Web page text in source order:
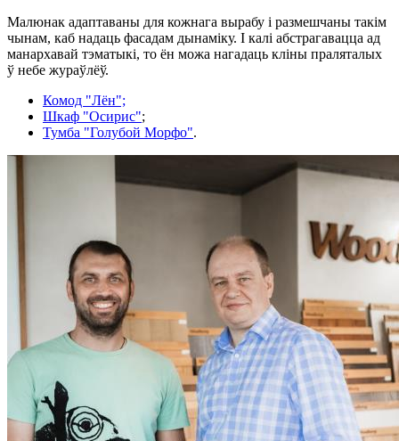
Малюнак адаптаваны для кожнага вырабу і размешчаны такім
чынам, каб надаць фасадам дынаміку. І калі абстрагавацца ад
манархавай тэматыкі, то ён можа нагадаць кліны праляталых
ў небе жураўлёў.
Комод "Лён";
Шкаф "Осирис";
Тумба "Голубой Морфо".